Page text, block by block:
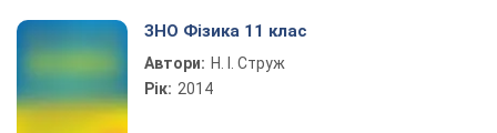
ЗНО Фізика 11 клас
Автори: Н. І. Струж
Рік: 2014